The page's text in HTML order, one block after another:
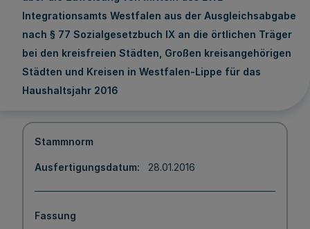
Integrationsamts Westfalen aus der Ausgleichsabgabe
nach § 77 Sozialgesetzbuch IX an die örtlichen Träger
bei den kreisfreien Städten, Großen kreisangehörigen
Städten und Kreisen in Westfalen-Lippe für das
Haushaltsjahr 2016
Stammnorm
Ausfertigungsdatum 28.01.2016
Fassung